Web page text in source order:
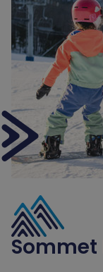
Sommet